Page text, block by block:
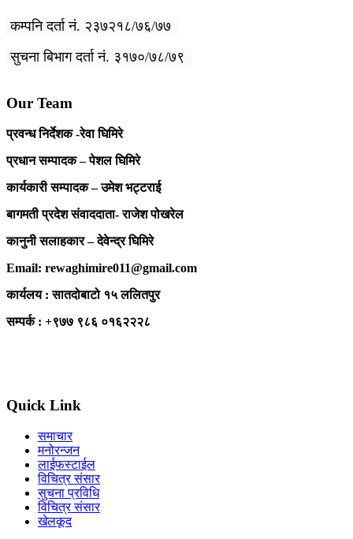
कम्पनि दर्ता नं. २३७२१८/७६/७७
सुचना बिभाग दर्ता नं. ३१७०/७८/७९
Our Team
प्रवन्ध निर्देशक -रेवा घिमिरे
प्रधान सम्पादक – पेशल घिमिरे
कार्यकारी सम्पादक – उमेश भट्टराई
बागमती प्रदेश संवाददाता- राजेश पोखरेल
कानुनी सलाहकार – देवेन्द्र घिमिरे
Email: rewaghimire011@gmail.com
कार्यलय : सातदोबाटो १५ ललितपुर
सम्पर्क : +९७७ ९८६ ०१६२२२८
Quick Link
समाचार
मनोरन्जन
लाईफस्टाईल
विचित्र संसार
सुचना प्रविधि
विचित्र संसार
खेलकूद